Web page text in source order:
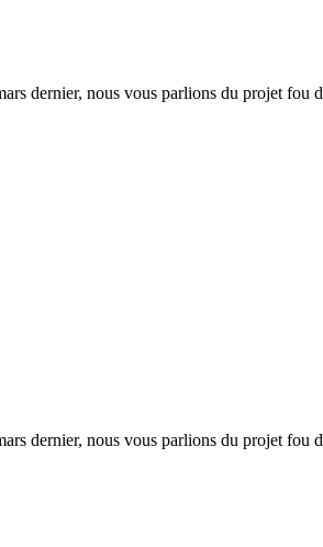
dernier, nous vous parlions du projet
dernier, nous vous parlions du projet